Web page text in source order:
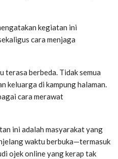
kegiatan ini
cara menjaga
terasa berbeda. Tidak semua
keluarga di kampung halaman.
cara merawat
ini adalah masyarakat yang
waktu berbuka—termasuk
ojek online yang kerap tak